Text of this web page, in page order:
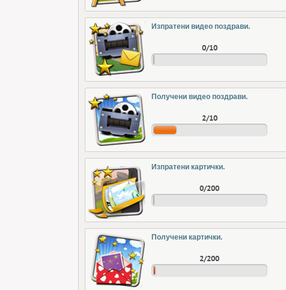
Изпратени видео поздрави.
0/10
Получени видео поздрави.
2/10
Изпратени картички.
0/200
Получени картички.
2/200